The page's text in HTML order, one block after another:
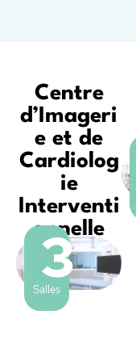
Centre
d’Imageri
e et de
Cardiolog
ie
Interventi
onnelle
Salles
3